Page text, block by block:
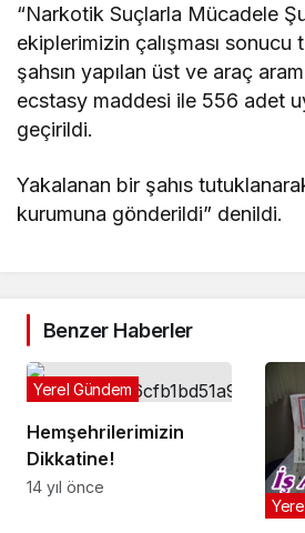
“Narkotik Suçlarla Mücadele
ekiplerimizin çalışması sonucu
şahsın yapılan üst ve araç
ecstasy maddesi ile 556 adet
geçirildi.
Yakalanan bir şahıs
kurumuna gönderildi” denildi.
Benzer Haberler
Hemşehrilerimizin
Dikkatine!
Yerel Gündem
14 yıl önce